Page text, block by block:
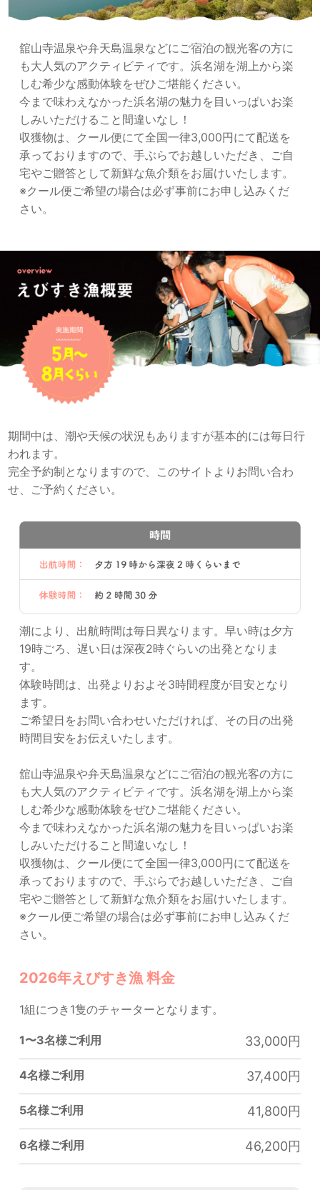
舘山寺温泉や弁天島温泉などにご宿泊の観光客の方に
も大人気のアクティビティです。浜名湖を湖上から楽
しむ希少な感動体験をぜひご堪能ください。
今まで味わえなかった浜名湖の魅力を目いっぱいお楽
しみいただけること間違いなし！
収獲物は、クール便にて全国一律3,000円にて配送を
承っておりますので、手ぶらでお越しいただき、ご自
宅やご贈答として新鮮な魚介類をお届けいたします。
※クール便ご希望の場合は必ず事前にお申し込みくだ
さい。
期間中は、潮や天候の状況もありますが基本的には毎日行
われます。
完全予約制となりますので、このサイトよりお問い合わ
せ、ご予約ください。
潮により、出航時間は毎日異なります。早い時は夕方
19時ごろ、遅い日は深夜2時ぐらいの出発となりま
す。
体験時間は、出発よりおよそ3時間程度が目安となり
ます。
ご希望日をお問い合わせいただければ、その日の出発
時間目安をお伝えいたします。
舘山寺温泉や弁天島温泉などにご宿泊の観光客の方に
も大人気のアクティビティです。浜名湖を湖上から楽
しむ希少な感動体験をぜひご堪能ください。
今まで味わえなかった浜名湖の魅力を目いっぱいお楽
しみいただけること間違いなし！
収獲物は、クール便にて全国一律3,000円にて配送を
承っておりますので、手ぶらでお越しいただき、ご自
宅やご贈答として新鮮な魚介類をお届けいたします。
※クール便ご希望の場合は必ず事前にお申し込みくだ
さい。
2026年えびすき漁 料金
1組につき1隻のチャーターとなります。
1〜3名様ご利用 33,000円
4名様ご利用 37,400円
5名様ご利用 41,800円
6名様ご利用 46,200円